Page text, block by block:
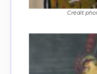
Crédit